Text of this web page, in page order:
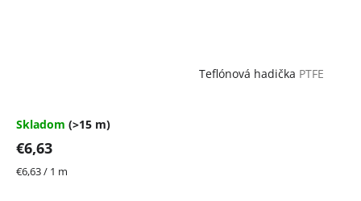
Teflónová hadička PTFE
Skladom (>15 m)
€6,63
Jednotková
€6,63 / 1 m